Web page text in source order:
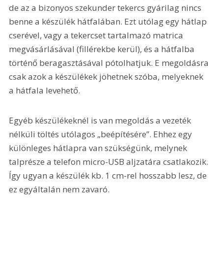
de az a bizonyos szekunder tekercs gyárilag nincs
benne a készülék hátfalában. Ezt utólag egy hátlap
cserével, vagy a tekercset tartalmazó matrica
megvásárlásával (fillérekbe kerül), és a hátfalba
történő beragasztásával pótolhatjuk. E megoldásra
csak azok a készülékek jöhetnek szóba, melyeknek
a hátfala levehető.
Egyéb készülékeknél is van megoldás a vezeték
nélküli töltés utólagos „beépítésére”. Ehhez egy
különleges hátlapra van szükségünk, melynek
talprésze a telefon micro-USB aljzatára csatlakozik.
Így ugyan a készülék kb. 1 cm-rel hosszabb lesz, de
ez egyáltalán nem zavaró.